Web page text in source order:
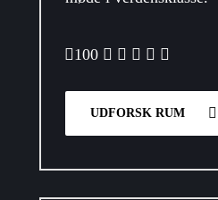
100
UDFORSK RUM